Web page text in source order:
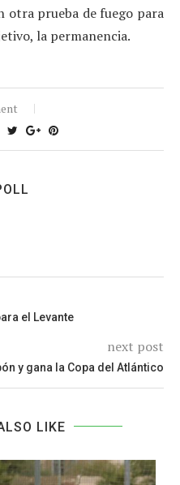
otra prueba de fuego para
la permanencia.
el Levante
next post
y gana la Copa del Atlántico
LIKE